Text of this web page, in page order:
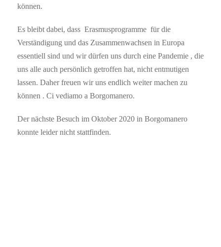
können.
Es bleibt dabei, dass Erasmusprogramme für die
Verständigung und das Zusammenwachsen in Europa
essentiell sind und wir dürfen uns durch eine Pandemie , die
uns alle auch persönlich getroffen hat, nicht entmutigen
lassen. Daher freuen wir uns endlich weiter machen zu
können . Ci vediamo a Borgomanero.
Der nächste Besuch im Oktober 2020 in Borgomanero
konnte leider nicht stattfinden.